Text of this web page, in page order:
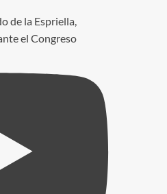
de la Espriella,
el Congreso